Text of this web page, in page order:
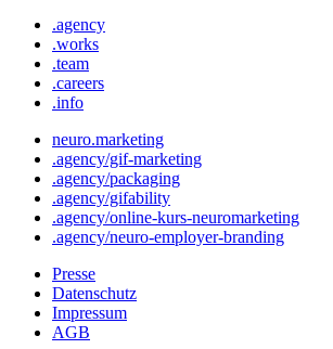
.agency
.works
.team
.careers
.info
neuro.marketing
.agency/gif-marketing
.agency/packaging
.agency/gifability
.agency/online-kurs-neuromarketing
.agency/neuro-employer-branding
Presse
Datenschutz
Impressum
AGB